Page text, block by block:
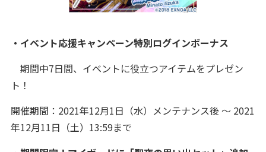
・イベント応援キャンペーン特別ログインボーナス
期間中7日間、イベントに役立つアイテムをプレゼン
ト！
開催期間：2021年12月1日（水）メンテナンス後 ～ 2021
年12月11日（土）13:59まで